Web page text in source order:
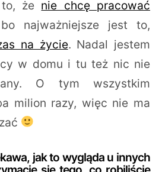
że nie chcę pracować
najważniejsze jest to,
na życie. Nadal jestem
w domu i tu też nic nie
O tym wszystkim
milion razy, więc nie ma
jak to wygląda u innych